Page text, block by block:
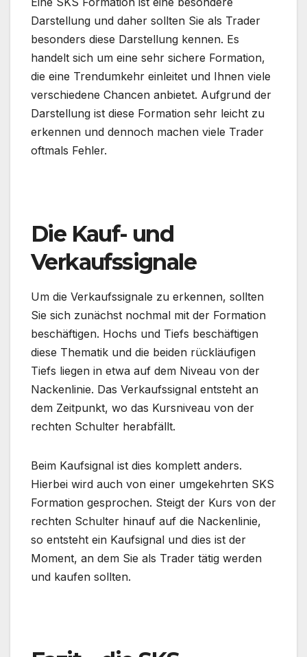
Darstellung und daher sollten Sie als Trader
besonders diese Darstellung kennen. Es
handelt sich um eine sehr sichere Formation,
die eine Trendumkehr einleitet und Ihnen viele
verschiedene Chancen anbietet. Aufgrund der
Darstellung ist diese Formation sehr leicht zu
erkennen und dennoch machen viele Trader
oftmals Fehler.
Die Kauf- und
Verkaufssignale
Um die Verkaufssignale zu erkennen, sollten
Sie sich zunächst nochmal mit der Formation
beschäftigen. Hochs und Tiefs beschäftigen
diese Thematik und die beiden rückläufigen
Tiefs liegen in etwa auf dem Niveau von der
Nackenlinie. Das Verkaufssignal entsteht an
dem Zeitpunkt, wo das Kursniveau von der
rechten Schulter herabfällt.
Beim Kaufsignal ist dies komplett anders.
Hierbei wird auch von einer umgekehrten SKS
Formation gesprochen. Steigt der Kurs von der
rechten Schulter hinauf auf die Nackenlinie,
so entsteht ein Kaufsignal und dies ist der
Moment, an dem Sie als Trader tätig werden
und kaufen sollten.